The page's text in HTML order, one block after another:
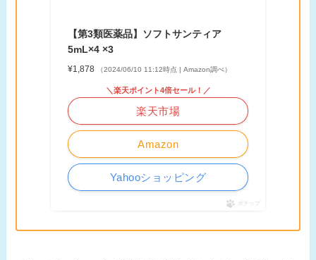
【第3類医薬品】ソフトサンティア
5mL×4 ×3
¥1,878 （2024/06/10 11:12時点 | Amazon調べ）
Amazon
＼楽天ポイント4倍セール！／
楽天市場
Yahooショッピング
ポチップ